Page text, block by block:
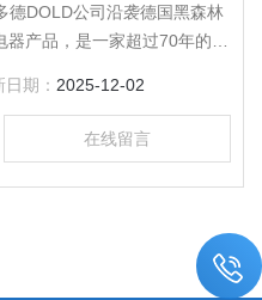
DOLD公司沿袭德国黑森林
产品，是一家超过70年的家
日期： 2025-12-02
在线留言